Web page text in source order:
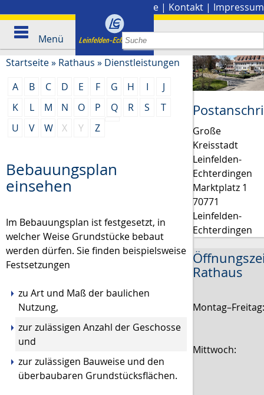
Presse | Kontakt | Impressum
Menü
Startseite» Rathaus » Dienstleistungen
A
B C D E F G H I
J
K
L M N O P Q R S
T
U
V W X Y Z
Bebauungsplan
einsehen
Im Bebauungsplan ist festgesetzt, in
welcher Weise Grundstücke bebaut
werden dürfen. Sie finden beispielsweise
Festsetzungen
zu Art und Maß der baulichen
Nutzung,
zur zulässigen Anzahl der Geschosse
und
zur zulässigen Bauweise und den
überbaubaren Grundstücksflächen.
Große
Kreisstadt
Leinfelden-
Echterdingen
Marktplatz 1
70771
Leinfelden-
Echterdingen
Rathaus
Mittwoch: